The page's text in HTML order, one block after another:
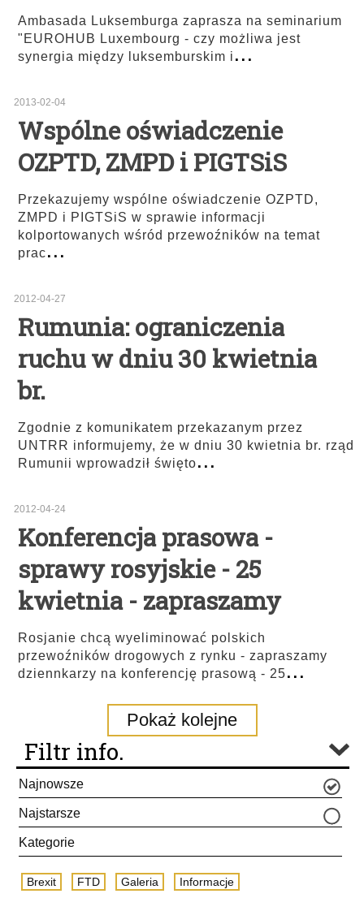
Ambasada Luksemburga zaprasza na seminarium
"EUROHUB Luxembourg - czy możliwa jest
synergia między luksemburskim i...
2013-02-04
Wspólne oświadczenie
OZPTD, ZMPD i PIGTSiS
Przekazujemy wspólne oświadczenie OZPTD,
ZMPD i PIGTSiS w sprawie informacji
kolportowanych wśród przewoźników na temat
prac...
2012-04-27
Rumunia: ograniczenia
ruchu w dniu 30 kwietnia
br.
Zgodnie z komunikatem przekazanym przez
UNTRR informujemy, że w dniu 30 kwietnia br. rząd
Rumunii wprowadził święto...
2012-04-24
Konferencja prasowa -
sprawy rosyjskie - 25
kwietnia - zapraszamy
Rosjanie chcą wyeliminować polskich
przewoźników drogowych z rynku - zapraszamy
dziennkarzy na konferencję prasową - 25...
Pokaż kolejne
Filtr info.
Najnowsze
Najstarsze
Kategorie
Brexit FTD Galeria Informacje